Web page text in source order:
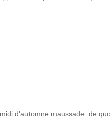
d'automne maussade: de